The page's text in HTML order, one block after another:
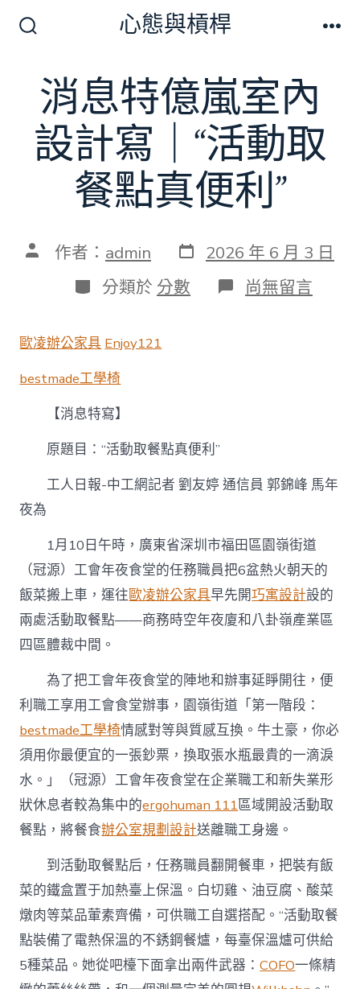
切
換
開
關
心態與槓桿
消息特億嵐室內
設計寫｜“活動取
餐點真便利”
文 作者： admin 發
表
日
期
2026 年 6 月 3 日
分
類
分類於 分數 在
〈消
“活
動
點
真
便
利”〉
中
尚無留言
歐凌辦公家具 Enjoy121
bestmade工學椅
【消息特寫】
原題目：“活動取餐點真便利”
工人日報-中工網記者 劉友婷 通信員 郭錦峰 馬年
夜為
1月10日午時，廣東省深圳市福田區園嶺街道
（冠源）工會年夜食堂的任務職員把6盆熱火朝天的
飯菜搬上車，運往歐凌辦公家具早先開巧寓設計設的
兩處活動取餐點——商務時空年夜廈和八卦嶺產業區
四區體裁中間。
為了把工會年夜食堂的陣地和辦事延睜開往，便
利職工享用工會食堂辦事，園嶺街道「第一階段：
bestmade工學椅情感對等與質感互換。牛土豪，你必
須用你最便宜的一張鈔票，換取張水瓶最貴的一滴淚
水。」（冠源）工會年夜食堂在企業職工和新失業形
狀休息者較為集中的ergohuman 111區域開設活動取
餐點，將餐食辦公室規劃設計送離職工身邊。
到活動取餐點后，任務職員翻開餐車，把裝有飯
菜的鐵盒置于加熱臺上保溫。白切雞、油豆腐、酸菜
燉肉等菜品葷素齊備，可供職工自選搭配。“活動取餐
點裝備了電熱保溫的不銹鋼餐爐，每臺保溫爐可供給
5種菜品。她從吧檯下面拿出兩件武器：COFO一條精